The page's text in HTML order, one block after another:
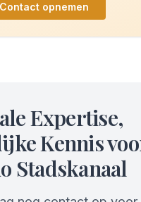
Contact opnemen
Expertise,
Kennis
Stadskanaal